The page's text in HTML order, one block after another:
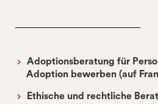
Adoptionsberatung für
Adoption bewerben (auf
Ethische und rechtliche